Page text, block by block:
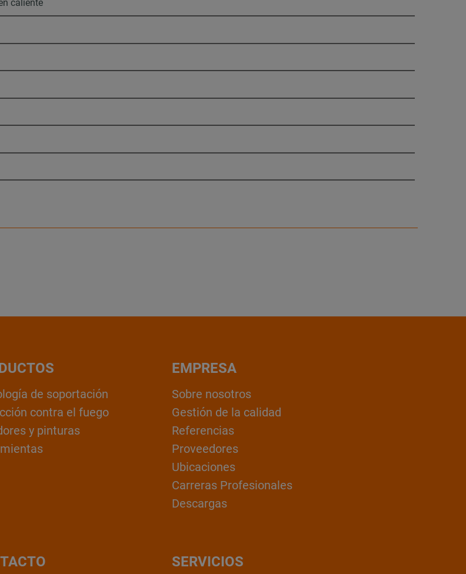
caliente
de soportación
contra el fuego
y pinturas
EMPRESA
Sobre nosotros
Gestión de la calidad
Referencias
Proveedores
Ubicaciones
Carreras Profesionales
Descargas
SERVICIOS